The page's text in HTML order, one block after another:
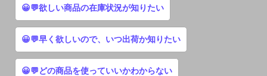
😀💬欲しい商品の在庫状況が知りたい
😀💬早く欲しいので、いつ出荷か知りたい
😀💬どの商品を使っていいかわからない